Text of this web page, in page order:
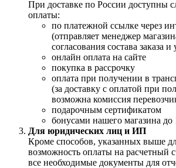
При доставке по России доступны
оплаты:
по платежной ссылке через
(отправляет менеджер
согласования состава заказа
онлайн оплата на сайте
покупка в рассрочку
оплата при получении в
(за доставку с оплатой при
возможна комиссия
подарочным сертификатом
бонусами нашего магазина до
Для юридических лиц и ИП
Кроме способов, указанных выше
возможность оплаты на расчетный
все необходимые документы для